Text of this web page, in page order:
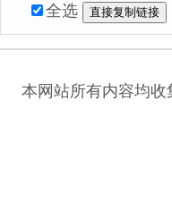
全选
本网站所有内容均